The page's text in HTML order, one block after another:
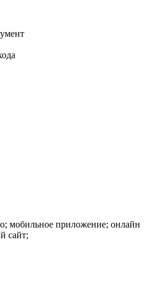
мобильное приложение; онлайн
сайт;